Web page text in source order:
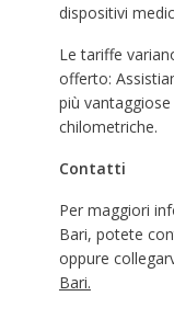
dispositivi
Le tariffe
offerto:
più
chilometriche.
Contatti
Per maggiori
Bari, potete
oppure
Bari.